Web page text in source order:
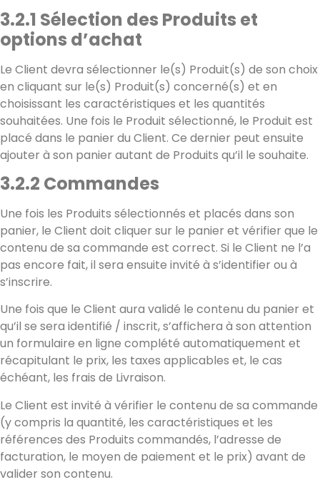
3.2.1 Sélection des Produits et
options d’achat
Le Client devra sélectionner le(s) Produit(s) de son choix
en cliquant sur le(s) Produit(s) concerné(s) et en
choisissant les caractéristiques et les quantités
souhaitées. Une fois le Produit sélectionné, le Produit est
placé dans le panier du Client. Ce dernier peut ensuite
ajouter à son panier autant de Produits qu’il le souhaite.
3.2.2 Commandes
Une fois les Produits sélectionnés et placés dans son
panier, le Client doit cliquer sur le panier et vérifier que le
contenu de sa commande est correct. Si le Client ne l’a
pas encore fait, il sera ensuite invité à s’identifier ou à
s’inscrire.
Une fois que le Client aura validé le contenu du panier et
qu’il se sera identifié / inscrit, s’affichera à son attention
un formulaire en ligne complété automatiquement et
récapitulant le prix, les taxes applicables et, le cas
échéant, les frais de Livraison.
Le Client est invité à vérifier le contenu de sa commande
(y compris la quantité, les caractéristiques et les
références des Produits commandés, l’adresse de
facturation, le moyen de paiement et le prix) avant de
valider son contenu.